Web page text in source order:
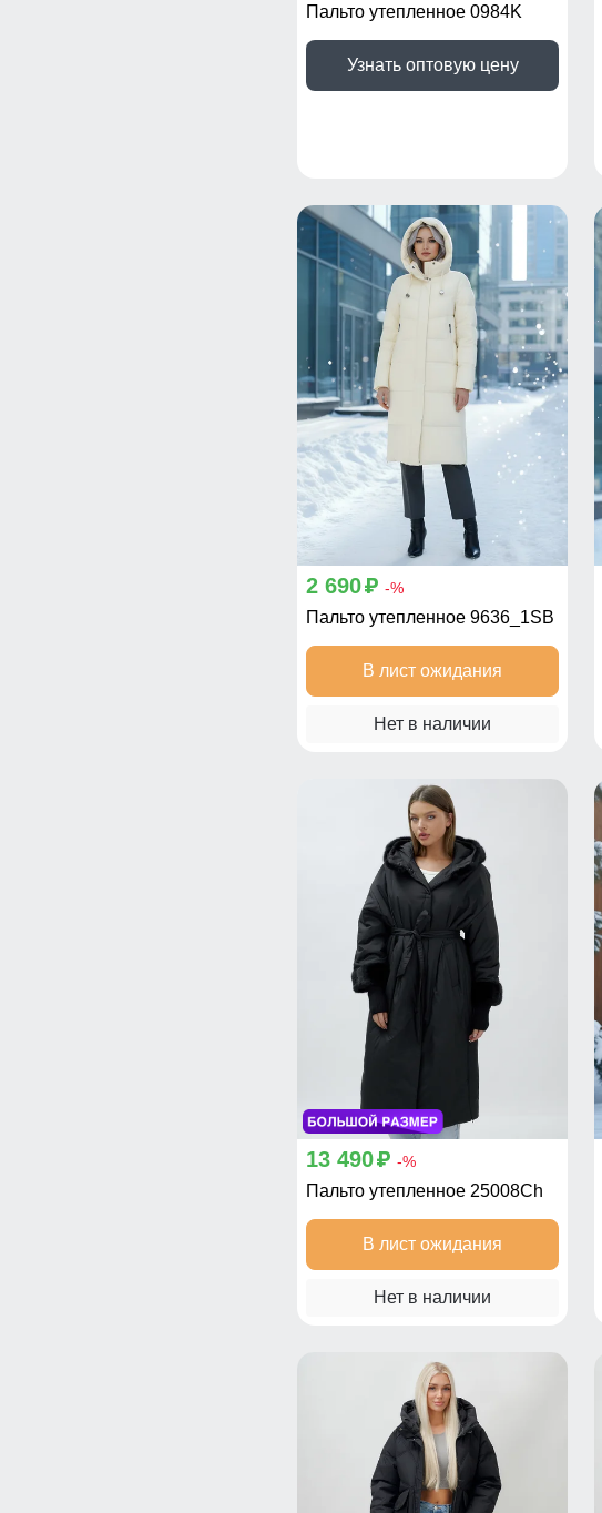
Пальто утепленное 0984K
Узнать оптовую цену
2 690p -%
Пальто утепленное 9636_1SB
В лист ожидания
Нет в наличии
13 490p -%
Пальто утепленное 25008Ch
В лист ожидания
Нет в наличии